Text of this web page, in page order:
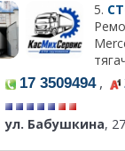
5.
17 3509494,
ул. Бабушкина, 27